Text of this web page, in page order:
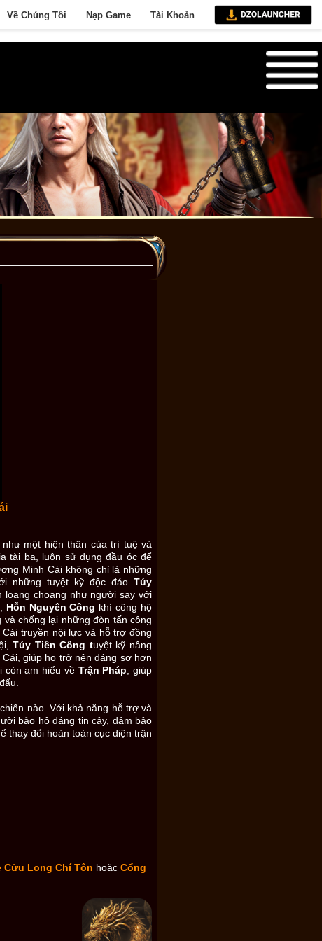
Về Chúng Tôi Nạp Game Tài Khoản
một hiện thân của trí tuệ và
tài ba, luôn sử dụng đầu óc để
Minh Cái không chỉ là những
những tuyệt kỹ độc đáoTúy
loạng choạng như người say với
Hỗn Nguyên Công khí công hộ
chống lại những đòn tấn công
truyền nội lực và hỗ trợ đồng
Túy Tiên Công tuyệt kỹ nâng
giúp họ trở nên đáng sợ hơn
còn am hiểu về Trận Pháp, giúp
nào. Với khả năng hỗ trợ và
bảo hộ đáng tin cậy, đảm bảo
thay đổi hoàn toàn cục diện trận
Cửu Long Chí Tôn hoặc Cổng